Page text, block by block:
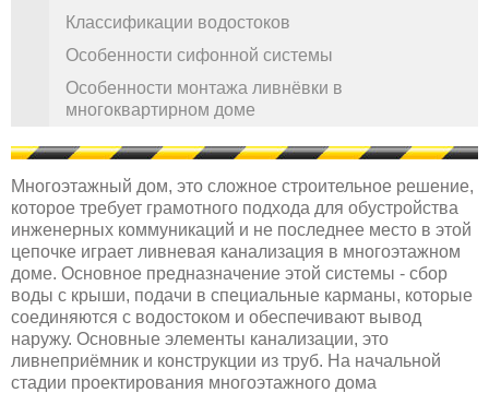
Классификации водостоков
Особенности сифонной системы
Особенности монтажа ливнёвки в
многоквартирном доме
Многоэтажный дом, это сложное строительное решение,
которое требует грамотного подхода для обустройства
инженерных коммуникаций и не последнее место в этой
цепочке играет ливневая канализация в многоэтажном
доме. Основное предназначение этой системы - сбор
воды с крыши, подачи в специальные карманы, которые
соединяются с водостоком и обеспечивают вывод
наружу. Основные элементы канализации, это
ливнеприёмник и конструкции из труб. На начальной
стадии проектирования многоэтажного дома